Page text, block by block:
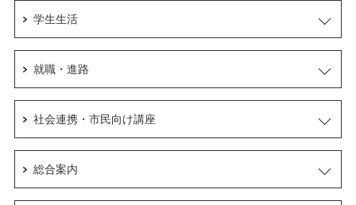
学生生活
就職・進路
社会連携・市民向け講座
総合案内